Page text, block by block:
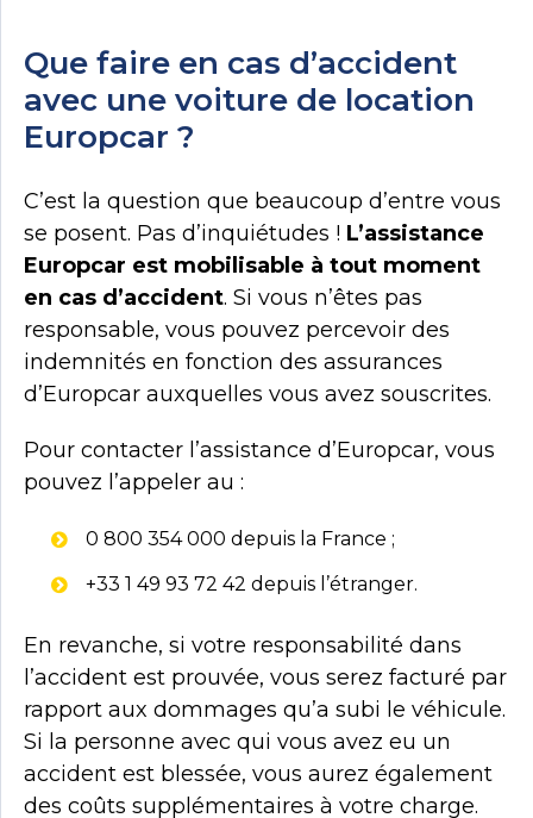
Que faire en cas d’accident
avec une voiture de location
Europcar ?
C’est la question que beaucoup d’entre vous
se posent. Pas d’inquiétudes ! L’assistance
Europcar est mobilisable à tout moment
en cas d’accident. Si vous n’êtes pas
responsable, vous pouvez percevoir des
indemnités en fonction des assurances
d’Europcar auxquelles vous avez souscrites.
Pour contacter l’assistance d’Europcar, vous
pouvez l’appeler au :
0 800 354 000 depuis la France ;
+33 1 49 93 72 42 depuis l’étranger.
En revanche, si votre responsabilité dans
l’accident est prouvée, vous serez facturé par
rapport aux dommages qu’a subi le véhicule.
Si la personne avec qui vous avez eu un
accident est blessée, vous aurez également
des coûts supplémentaires à votre charge.